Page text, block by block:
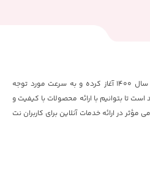
فروشگاه آنلاین پینکیا کار خود را از سال 1400 آغاز کرده و به سرعت مورد توجه
تا بتوانیم با ارائه محصولات با کیفیت و
گامی مؤثر در ارائه خدمات آنلاین برای کاربران نت